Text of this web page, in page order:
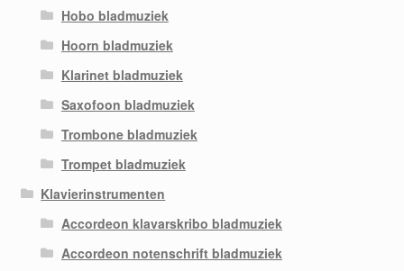
Hobo bladmuziek
Hoorn bladmuziek
Klarinet bladmuziek
Saxofoon bladmuziek
Trombone bladmuziek
Trompet bladmuziek
Klavierinstrumenten
Accordeon klavarskribo bladmuziek
Accordeon notenschrift bladmuziek